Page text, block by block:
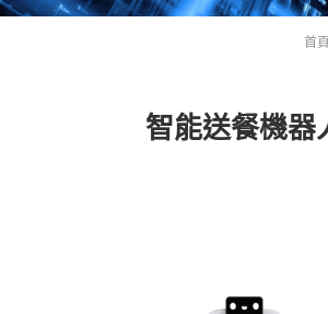
首頁
智能送餐機器